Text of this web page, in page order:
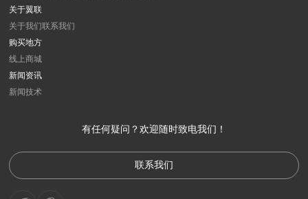
关于翼联
关于我们联系我们
购买地方
线上商城
新闻资讯
新闻技术
有任何疑问？欢迎随时致电我们！
联系我们